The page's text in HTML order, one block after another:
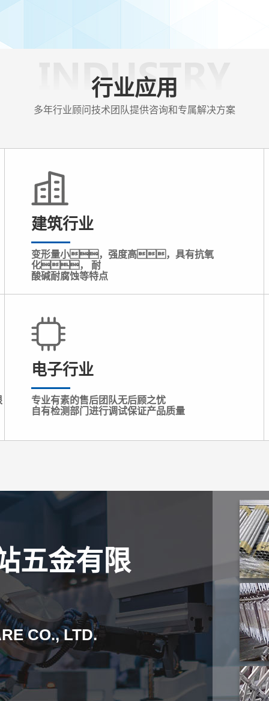
行业应用
多年行业顾问技术团队提供咨询和专属解决方案
建筑行业
变形量小，强度高，具有抗氧
化， 耐
酸碱耐腐蚀等特点
电子行业
专业有素的售后团队无后顾之忧
自有检测部门进行调试保证产品质量
五金有限
CO., LTD.